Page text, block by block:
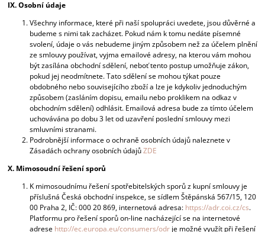
IX. Osobní údaje
Všechny informace, které při naší spolupráci uvedete, jsou důvěrné a
budeme s nimi tak zacházet. Pokud nám k tomu nedáte písemné
svolení, údaje o vás nebudeme jiným způsobem než za účelem plnění
ze smlouvy používat, vyjma emailové adresy, na kterou vám mohou
být zasílána obchodní sdělení, neboť tento postup umožňuje zákon,
pokud jej neodmítnete. Tato sdělení se mohou týkat pouze
obdobného nebo souvisejícího zboží a lze je kdykoliv jednoduchým
způsobem (zasláním dopisu, emailu nebo proklikem na odkaz v
obchodním sdělení) odhlásit. Emailová adresa bude za tímto účelem
uchovávána po dobu 3 let od uzavření poslední smlouvy mezi
smluvními stranami.
Podrobnější informace o ochraně osobních údajů naleznete v
Zásadách ochrany osobních údajůZDE
X. Mimosoudní řešení sporů
K mimosoudnímu řešení spotřebitelských sporů z kupní smlouvy je
příslušná Česká obchodní inspekce, se sídlem Štěpánská 567/15, 120
00 Praha 2, IČ: 000 20 869, internetová adresa: https://adr.coi.cz/cs.
Platformu pro řešení sporů on-line nacházející se na internetové
adrese http://ec.europa.eu/consumers/odr je možné využít při řešení